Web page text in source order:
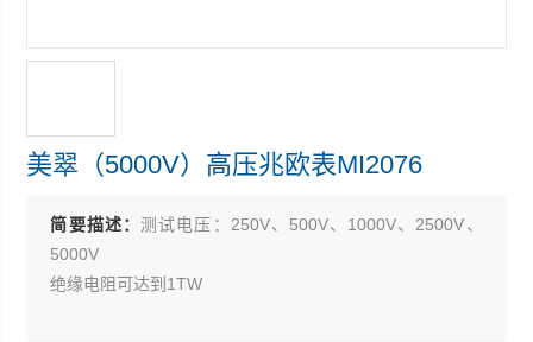
美翠（5000V）高压兆欧表MI2076
简要描述： 测试电压：250V、500V、1000V、2500V、
5000V
绝缘电阻可达到1TW